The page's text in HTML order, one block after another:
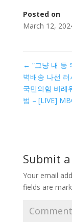
Posted on
March 12,
← “그냥 내 등
벽배송 나선
국민의힘 비례
범 – [LIVE]
Submit
Your email
fields are